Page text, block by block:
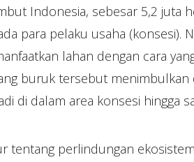
Indonesia, sebesar 5,2 juta
para pelaku usaha (konsesi).
lahan dengan cara
buruk tersebut menimbulkan
di dalam area konsesi hingga
tentang perlindungan